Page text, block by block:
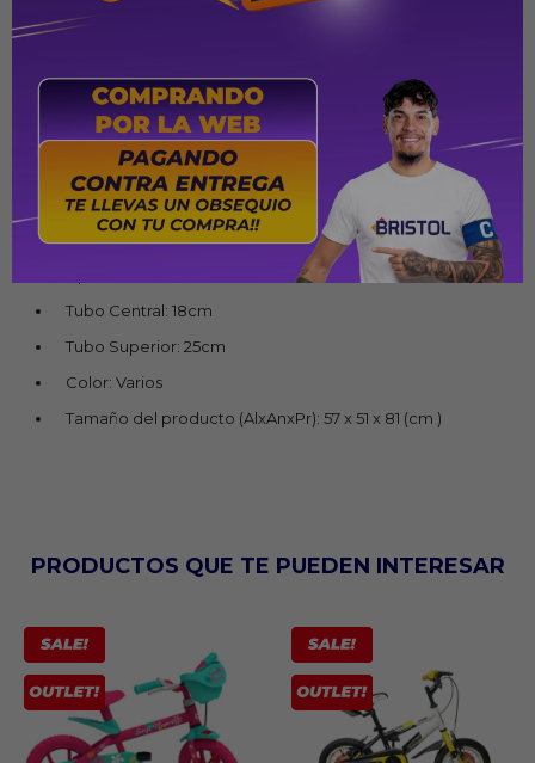
Frenos: Tambor
Biela: Acero
Llantas: EVA
Tamaño de cuadro: 8”
Tipo de llanta: Nylon
Tipo de Estructura: Acero
Tubo Central: 18cm
Tubo Superior: 25cm
Color: Varios
Tamaño del producto (AlxAnxPr): 57 x 51 x 81 (cm )
PRODUCTOS QUE TE PUEDEN INTERESAR